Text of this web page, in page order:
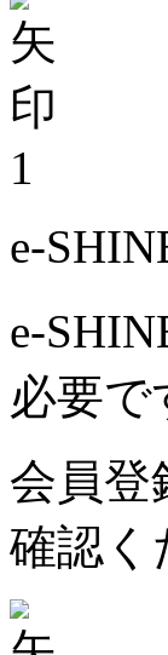
1
e-
e-
必要で
会員登
確認く